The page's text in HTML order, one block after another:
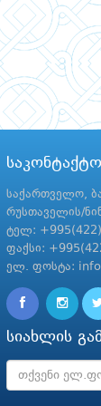
საქართველო,
რუსთაველის/
ტელ: +995(422)
ფაქსი:
ელ. ფოსტა:
სიახლის